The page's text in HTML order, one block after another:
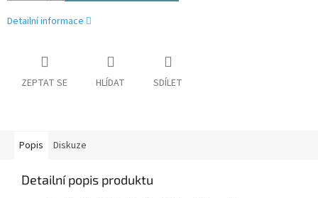
Detailní informace
ZEPTAT SE HLÍDAT SDÍLET
Popis Diskuze
Detailní popis produktu